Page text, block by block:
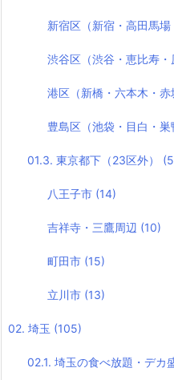
新宿区（新宿・高田馬場
渋谷区（渋谷・恵比寿・
港区（新橋・六本木・赤
豊島区（池袋・目白・巣
01.3. 東京都下（23区外）
八王子市 (14)
吉祥寺・三鷹周辺 (10)
町田市 (15)
立川市 (13)
02. 埼玉 (105)
02.1. 埼玉の食べ放題・デカ